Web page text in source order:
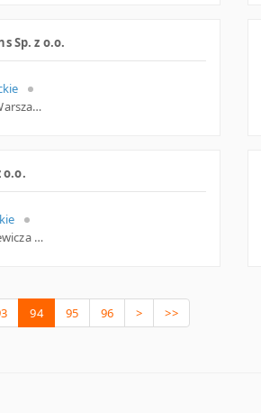
Sp. z o.o.
ul. Łucka 2 /4/6 lok. 22, Warszawa
o.o.
35-326 Rzeszów, Hanasiewicza 19, podkarpackie
94 95 96 > >>